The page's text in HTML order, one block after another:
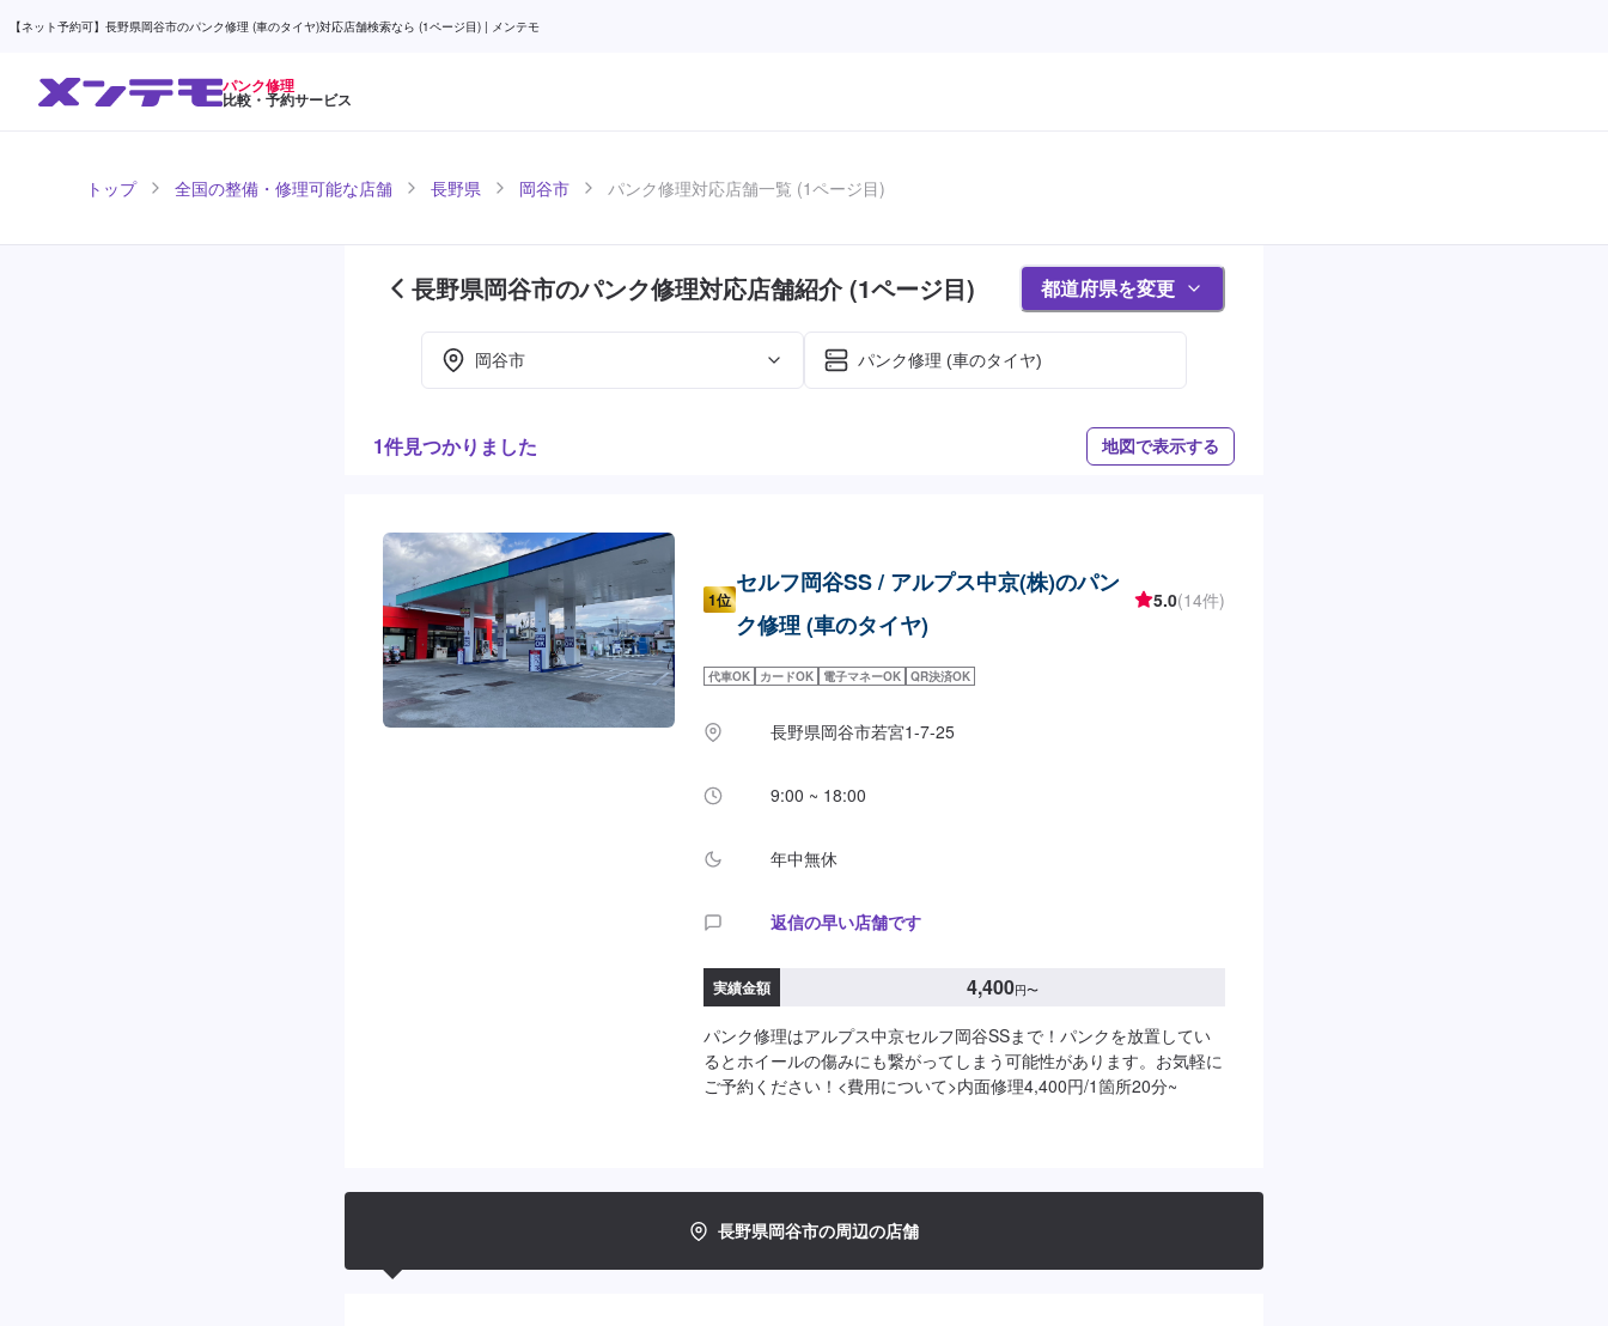
【ネット予約可】長野県岡谷市のパンク修理 (車のタイヤ)対応店舗検索なら (1ページ目) | メンテモ
パンク修理
比較・予約サービス
トップ 全国の整備・修理可能な店舗 長野県 岡谷市 パンク修理対応店舗一覧 (1ページ目)
長野県岡谷市のパンク修理対応店舗紹介 (1ページ目) 都道府県を変更
岡谷市 パンク修理 (車のタイヤ)
1件見つかりました 地図で表示する
1位
セルフ岡谷SS / アルプス中京(株)のパン
ク修理 (車のタイヤ)
5.0(14件)
代車OK カードOK 電子マネーOK QR決済OK
長野県岡谷市若宮1-7-25
9:00 ~ 18:00
年中無休
返信の早い店舗です
実績金額 4,400円〜
パンク修理はアルプス中京セルフ岡谷SSまで！パンクを放置してい
るとホイールの傷みにも繋がってしまう可能性があります。お気軽に
ご予約ください！<費用について>内面修理4,400円/1箇所20分~
長野県岡谷市の周辺の店舗